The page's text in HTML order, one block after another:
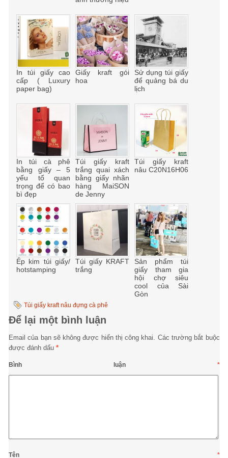
In túi giấy cao
cấp ( Luxury
paper bag)
Giấy kraft gói
hoa
Sử dụng túi giấy
để quảng bá du
lịch
In túi cà phê
bằng giấy – 5
yếu tố quan
trọng để có bao
bì đẹp
Túi giấy kraft
trắng quai xách
bằng giấy nhãn
hàng MaiSON
de Jenny
Túi giấy kraft
nâu C20N16H06
Ép kim túi giấy/
hotstamping
Túi giấy KRAFT
trắng
Sản phẩm túi
giấy tham gia
hội chợ siêu
cool của Sài
Gòn
Túi giấy kraft nâu đựng cà phê
Để lại một bình luận
Email của bạn sẽ không được hiển thị công khai.
Các trường bắt buộc
được đánh dấu *
Bình luận *
Tên *